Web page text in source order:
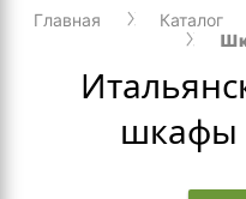
Главная Каталог
шкафы